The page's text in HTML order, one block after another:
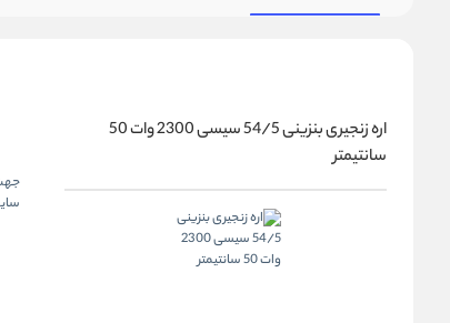
اره زنجیری بنزینی 54/5 سیسی 2300 وات 50
سانتیمتر